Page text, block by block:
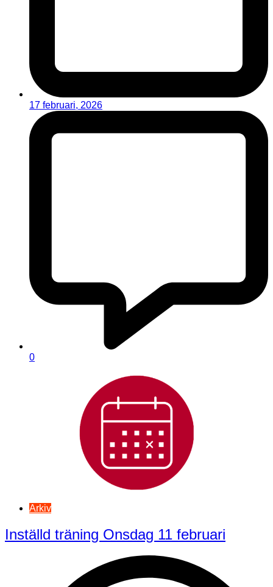
17 februari, 2026
0
Arkiv
Inställd träning Onsdag 11 februari